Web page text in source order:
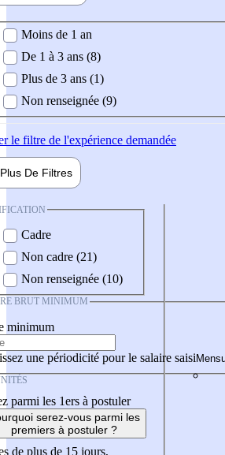
demandée
Moins de 1 an
De 1 à 3 ans (8)
Plus de 3 ans (1)
Non renseignée (9)
le filtre de l'expérience demandée
Plus De Filtres
Cadre
Non cadre (21)
Non renseignée (10)
BRUT MINIMUM
minimum
une périodicité pour le salaire saisi
parmi les 1ers à postuler
serez-vous parmi les
premiers à postuler ?
de plus de 15 jours,